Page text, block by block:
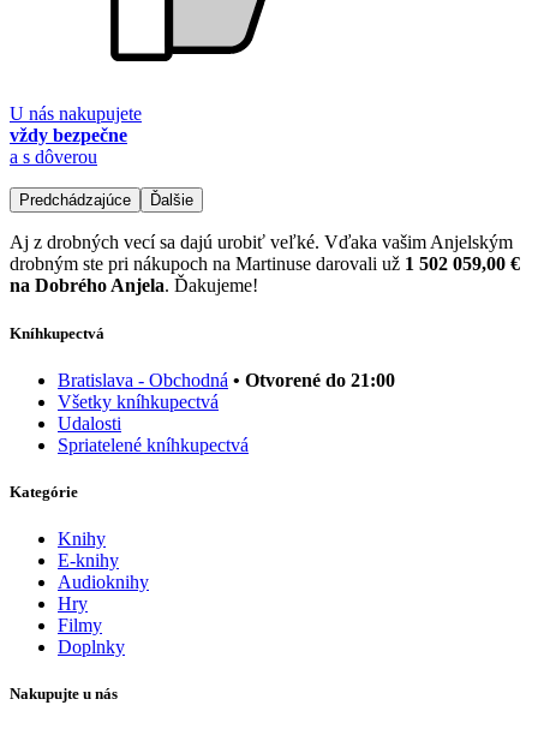
U nás nakupujete
vždy bezpečne
a s dôverou
Predchádzajúce Ďalšie
Aj z drobných vecí sa dajú urobiť veľké. Vďaka vašim Anjelským
drobným ste pri nákupoch na Martinuse darovali už 1 502 059,00 €
na Dobrého Anjela. Ďakujeme!
Kníhkupectvá
Bratislava - Obchodná • Otvorené do 21:00
Všetky kníhkupectvá
Udalosti
Spriatelené kníhkupectvá
Kategórie
Knihy
E-knihy
Audioknihy
Hry
Filmy
Doplnky
Nakupujte u nás